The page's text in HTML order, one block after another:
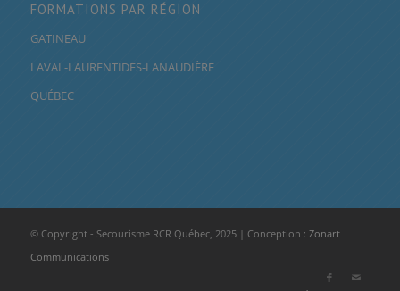
FORMATIONS PAR RÉGION
GATINEAU
LAVAL-LAURENTIDES-LANAUDIÈRE
QUÉBEC
© Copyright - Secourisme RCR Québec, 2025 | Conception : Zonart
Communications